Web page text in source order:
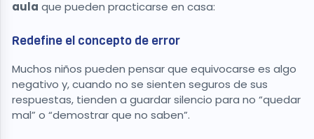
aula que pueden practicarse en casa:
Redefine el concepto de error
Muchos niños pueden pensar que equivocarse es algo
negativo y, cuando no se sienten seguros de sus
respuestas, tienden a guardar silencio para no “quedar
mal” o “demostrar que no saben”.